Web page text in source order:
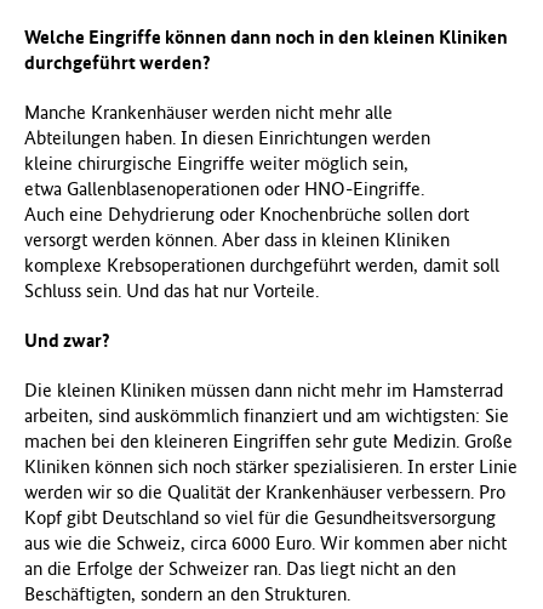
Welche Eingriffe können dann noch in den kleinen Kliniken
durchgeführt werden?
Manche Krankenhäuser werden nicht mehr alle
Abteilungen haben. In diesen Einrichtungen werden
kleine chirurgische Eingriffe weiter möglich sein,
etwa Gallenblasenoperationen oder HNO-Eingriffe.
Auch eine Dehydrierung oder Knochenbrüche sollen dort
versorgt werden können. Aber dass in kleinen Kliniken
komplexe Krebsoperationen durchgeführt werden, damit soll
Schluss sein. Und das hat nur Vorteile.
Und zwar?
Die kleinen Kliniken müssen dann nicht mehr im Hamsterrad
arbeiten, sind auskömmlich finanziert und am wichtigsten: Sie
machen bei den kleineren Eingriffen sehr gute Medizin. Große
Kliniken können sich noch stärker spezialisieren. In erster Linie
werden wir so die Qualität der Krankenhäuser verbessern. Pro
Kopf gibt Deutschland so viel für die Gesundheitsversorgung
aus wie die Schweiz, circa 6000 Euro. Wir kommen aber nicht
an die Erfolge der Schweizer ran. Das liegt nicht an den
Beschäftigten, sondern an den Strukturen.